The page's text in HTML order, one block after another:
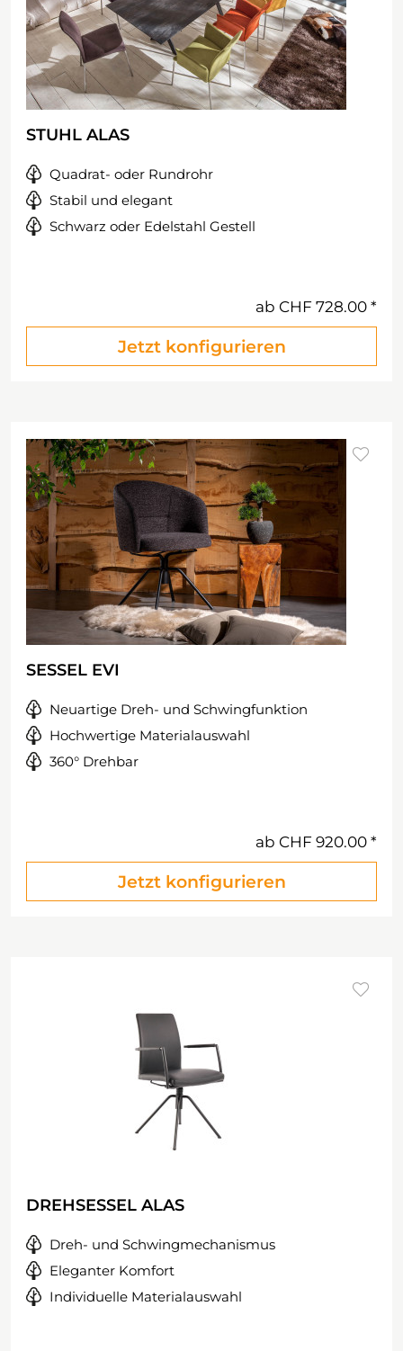
STUHL ALAS
Quadrat- oder Rundrohr
Stabil und elegant
Schwarz oder Edelstahl Gestell
ab CHF 728.00
Jetzt konfigurieren
SESSEL EVI
Neuartige Dreh- und Schwingfunktion
Hochwertige Materialauswahl
360° Drehbar
ab CHF 920.00
Jetzt konfigurieren
DREHSESSEL ALAS
Dreh- und Schwingmechanismus
Eleganter Komfort
Individuelle Materialauswahl